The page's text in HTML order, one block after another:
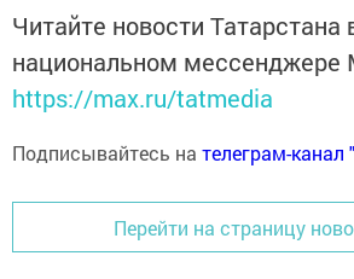
Читайте новости Татарстана
национальном мессенджере
https://max.ru/tatmedia
Подписывайтесь на телеграм-
Перейти на страницу